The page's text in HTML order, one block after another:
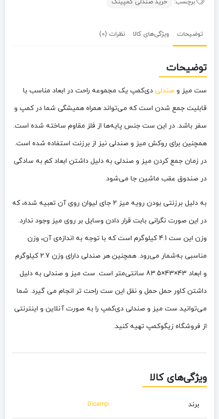
برچسب: خرید صندلی کمپینگ
توضیحات ویژگی‌های کالا نظرات (0)
توضیحات
ست میز و صندلی دی‌کمپ یک مجموعه راحت در ابعاد مناسب با
قابلیت جمع‌ شدن است که می‌تواند همراه همیشگی شما در کمپ و
سفر باشد. در این ست جنس پایه‌ها از فلز مقاوم ساخته شده است.
همچنین برای روکش میز و صندلی نیز از برزنت استفاده شده است.
در زمان جمع‌ کردن میز و صندلی به دلیل داشتن ابعاد کم به‌ سادگی
در صندوق عقب ماشین جا می‌شود.
به دلیل برزنتی بودن رویه میز 2 جای لیوان روی آن تعبیه شده، که
در این‌ صورت نگرانی بابت قرار دادن وسایل بر روی میز وجود ندارد.
وزن این ست 4.1 کیلوگرم است که با توجه به اندازه‌ی آن، وزن
مناسبی به‌شمار می‌رود. همچنین هر صندلی دارای وزن 2.7 کیلوگرم
و ابعاد 43×43×83.5 سانتی‌متر است. ست میز و صندلی به دلیل
داشتن کاور حمل حمل و نقل این ست راحت تر انجام می گیرد. شما
می‌توانید ست میز و صندلی دی‌کمپ را به صورت آنلاین و اینترنتی
از فروشگاه زیگوکمپ تهیه کنید.
ویژگی‌های کالا
برند Dicamp